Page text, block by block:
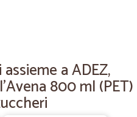
a ADEZ,
800 ml (PET)